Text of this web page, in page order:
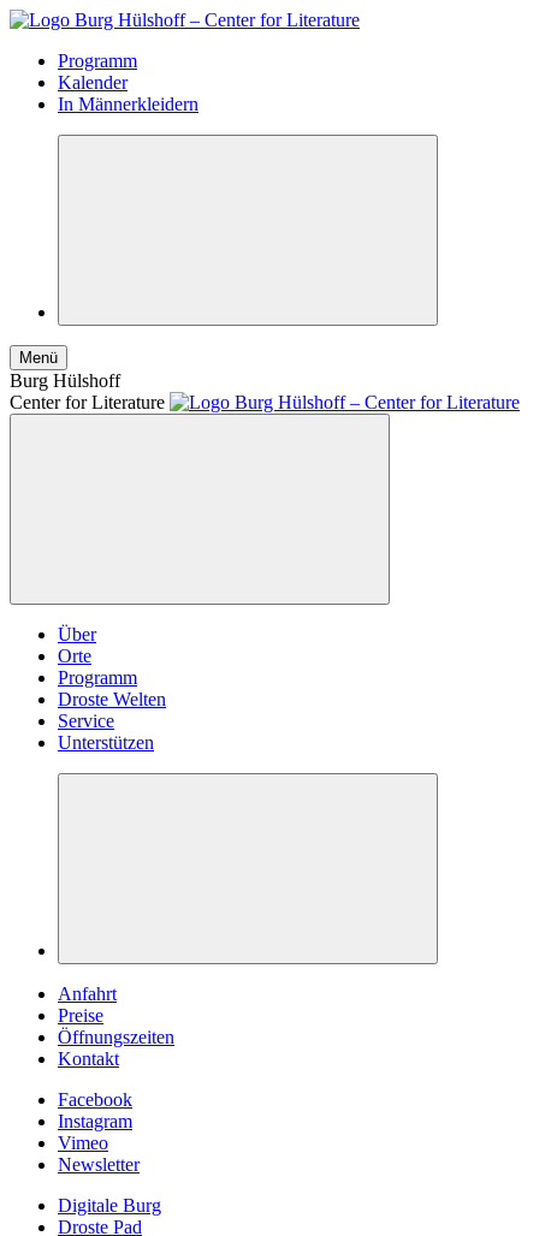
Programm
Kalender
In Männerkleidern
Menü
Burg Hülshoff
Center for Literature
Über
Orte
Programm
Droste Welten
Service
Unterstützen
Anfahrt
Preise
Öffnungszeiten
Kontakt
Facebook
Instagram
Vimeo
Newsletter
Digitale Burg
Droste Pad